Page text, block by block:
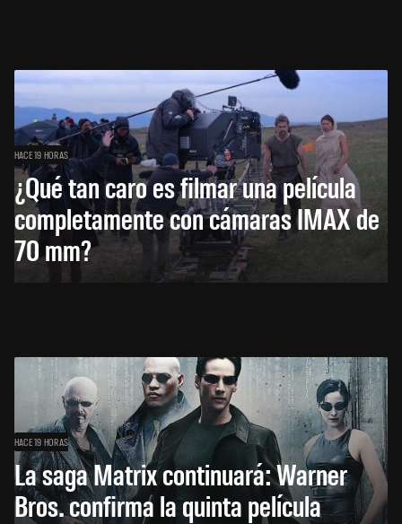
HACE 19 HORAS
¿Qué tan caro es filmar una película
completamente con cámaras IMAX de
70 mm?
HACE 19 HORAS
La saga Matrix continuará: Warner
Bros. confirma la quinta película